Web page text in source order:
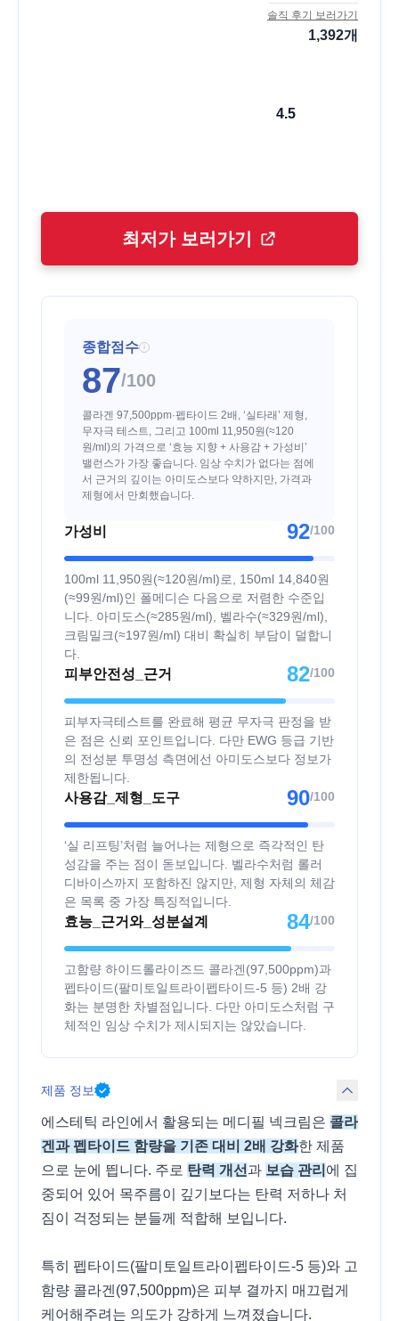
솔직 후기 보러가기
1,392개
4.5
최저가 보러가기
종합점수 i
87/100
콜라겐 97,500ppm·펩타이드 2배, ‘실타래’ 제형,
무자극 테스트, 그리고 100ml 11,950원(≈120
원/ml)의 가격으로 ‘효능 지향 + 사용감 + 가성비’
밸런스가 가장 좋습니다. 임상 수치가 없다는 점에
서 근거의 깊이는 아미도스보다 약하지만, 가격과
제형에서 만회했습니다.
가성비 92/100
100ml 11,950원(≈120원/ml)로, 150ml 14,840원
(≈99원/ml)인 폴메디슨 다음으로 저렴한 수준입
니다. 아미도스(≈285원/ml), 벨라수(≈329원/ml),
크림밀크(≈197원/ml) 대비 확실히 부담이 덜합니
다.
피부안전성_근거 82/100
피부자극테스트를 완료해 평균 무자극 판정을 받
은 점은 신뢰 포인트입니다. 다만 EWG 등급 기반
의 전성분 투명성 측면에선 아미도스보다 정보가
제한됩니다.
사용감_제형_도구 90/100
‘실 리프팅’처럼 늘어나는 제형으로 즉각적인 탄
성감을 주는 점이 돋보입니다. 벨라수처럼 롤러
디바이스까지 포함하진 않지만, 제형 자체의 체감
은 목록 중 가장 특징적입니다.
효능_근거와_성분설계 84/100
고함량 하이드롤라이즈드 콜라겐(97,500ppm)과
펩타이드(팔미토일트라이펩타이드-5 등) 2배 강
화는 분명한 차별점입니다. 다만 아미도스처럼 구
체적인 임상 수치가 제시되지는 않았습니다.
제품 정보
에스테틱 라인에서 활용되는 메디필 넥크림은 콜라
겐과 펩타이드 함량을 기존 대비 2배 강화한 제품
으로 눈에 띕니다. 주로 탄력 개선 과 보습 관리 에 집
중되어 있어 목주름이 깊기보다는 탄력 저하나 처
짐이 걱정되는 분들께 적합해 보입니다.
특히 펩타이드(팔미토일트라이펩타이드-5 등)와 고
함량 콜라겐(97,500ppm)은 피부 결까지 매끄럽게
케어해주려는 의도가 강하게 느껴졌습니다.